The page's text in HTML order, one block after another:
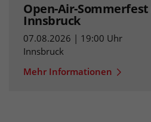
Open-Air-
Innsbruck
07.08.2026 | 19:00 Uhr
Innsbruck
Mehr Informationen